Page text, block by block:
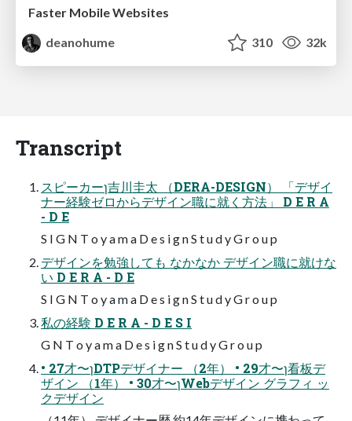
Faster Mobile Websites
deanohume
310 32k
Transcript
スピーカーɿ吉川圭太 （DERA-DESIGN） 「デザイ
ナー経験ゼロからデザイン職に就く方法」 D E R A
- D E
S I G N T o y a m a D e s i g n S t u d y G r o u p
デザインを勉強しても なかなか デザイン職に就けな
い D E R A - D E
S I G N T o y a m a D e s i g n S t u d y G r o u p
私の経験 D E R A - D E S I
G N T o y a m a D e s i g n S t u d y G r o u p
• 27才〜ɿDTPデザイナー （2年） • 29才〜ɿ看板デ
ザイン （1年） • 30才〜ɿWebデザイン グラフィ ッ
クデザイン